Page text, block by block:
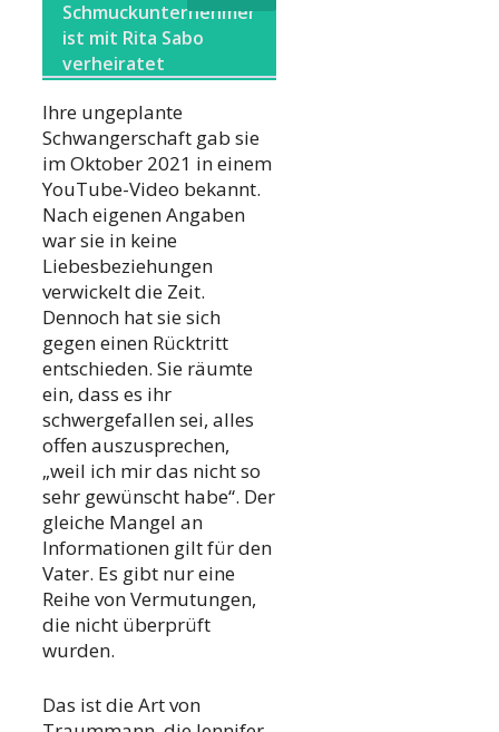
Schmuckunternehmer
ist mit Rita Sabo
verheiratet
Ihre ungeplante
Schwangerschaft gab sie
im Oktober 2021 in einem
YouTube-Video bekannt.
Nach eigenen Angaben
war sie in keine
Liebesbeziehungen
verwickelt die Zeit.
Dennoch hat sie sich
gegen einen Rücktritt
entschieden. Sie räumte
ein, dass es ihr
schwergefallen sei, alles
offen auszusprechen,
„weil ich mir das nicht so
sehr gewünscht habe“. Der
gleiche Mangel an
Informationen gilt für den
Vater. Es gibt nur eine
Reihe von Vermutungen,
die nicht überprüft
wurden.
Das ist die Art von